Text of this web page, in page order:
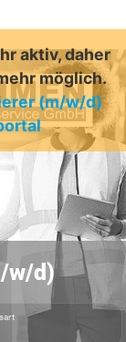
aktiv, daher
möglich.
(m/w/d)
w/d)